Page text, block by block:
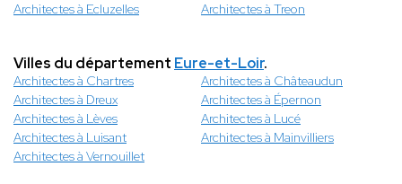
Architectes à Ecluzelles
Architectes à Treon
Villes du département Eure-et-Loir.
Architectes à Chartres
Architectes à Châteaudun
Architectes à Dreux
Architectes à Épernon
Architectes à Lèves
Architectes à Lucé
Architectes à Luisant
Architectes à Mainvilliers
Architectes à Vernouillet